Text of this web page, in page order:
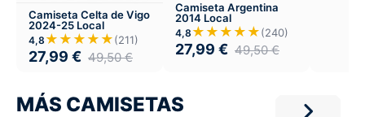
Camiseta Celta de Vigo
2024-25 Local
4,8 ★★★★★(211)
27,99 € 49,50€
Camiseta Argentina
2014 Local
4,8 ★★★★★(240)
27,99 € 49,50€
MÁS CAMISETAS